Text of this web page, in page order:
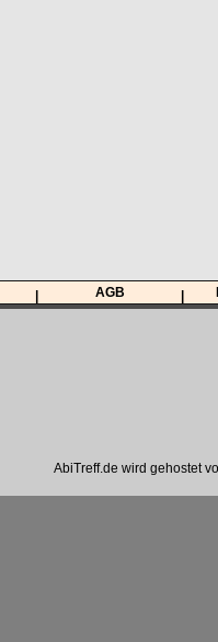
AGB
AbiTreff.de wird gehostet